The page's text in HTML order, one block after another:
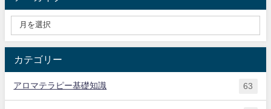
カテゴリー
アロマテラピー基礎知識 63